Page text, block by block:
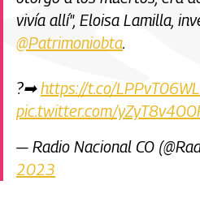
vivía allí", Eloisa Lamilla,
@Patrimoniobta.
?➡https://t.co/
pic.twitter.com/
— Radio Nacional CO
2023